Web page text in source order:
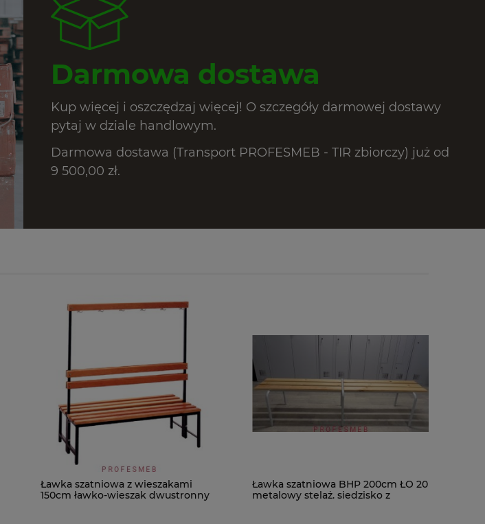
Darmowa dostawa
Kup więcej i oszczędzaj więcej! O szczegóły darmowej dostawy
pytaj w dziale handlowym.
Darmowa dostawa (Transport PROFESMEB - TIR zbiorczy) już od
9 500,00 zł.
Ławka szatniowa z wieszakami
150cm ławko-wieszak dwustronny
Ławka szatniowa BHP 200cm ŁO 20
metalowy stelaż. siedzisko z